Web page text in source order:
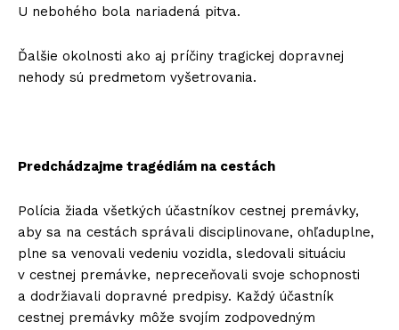
U nebohého bola nariadená pitva.
Ďalšie okolnosti ako aj príčiny tragickej dopravnej
nehody sú predmetom vyšetrovania.
Predchádzajme tragédiám na cestách
Polícia žiada všetkých účastníkov cestnej premávky,
aby sa na cestách správali disciplinovane, ohľaduplne,
plne sa venovali vedeniu vozidla, sledovali situáciu
v cestnej premávke, nepreceňovali svoje schopnosti
a dodržiavali dopravné predpisy. Každý účastník
cestnej premávky môže svojím zodpovedným